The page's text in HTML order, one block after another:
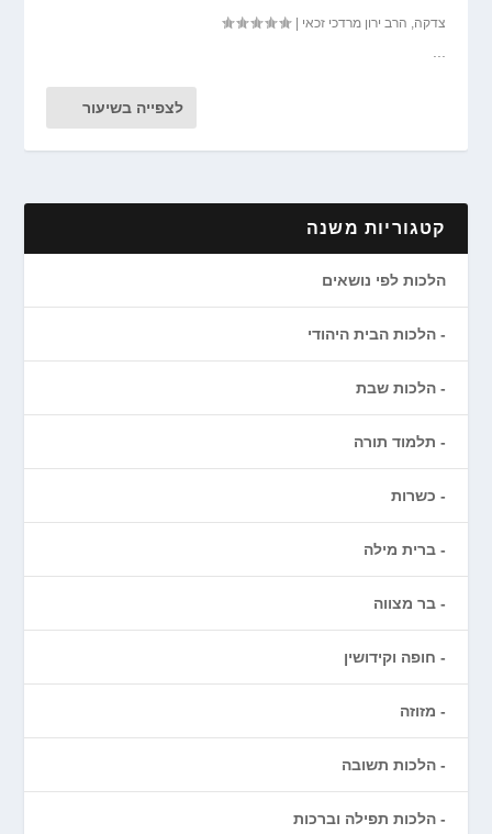
צדקה, הרב ירון מרדכי זכאי |
...
לצפייה בשיעור
קטגוריות משנה
הלכות לפי נושאים
הלכות הבית היהודי
הלכות שבת
תלמוד תורה
כשרות
ברית מילה
בר מצווה
חופה וקידושין
מזוזה
הלכות תשובה
הלכות תפילה וברכות